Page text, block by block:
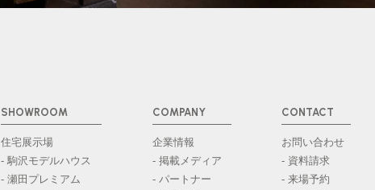
SHOWROOM
住宅展示場
- 駒沢モデルハウス
- 瀬田プレミアム
COMPANY
企業情報
- 掲載メディア
- パートナー
CONTACT
お問い合わせ
- 資料請求
- 来場予約